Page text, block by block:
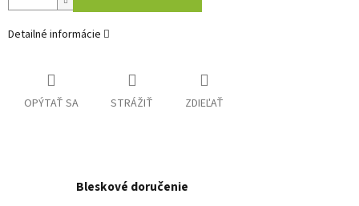
Detailné informácie
OPÝTAŤ SA STRÁŽIŤ ZDIEĽAŤ
Bleskové doručenie